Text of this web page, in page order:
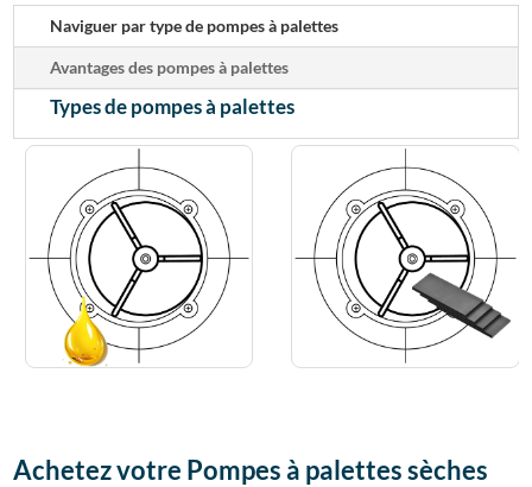
Naviguer par type de pompes à palettes
Avantages des pompes à palettes
Types de pompes à palettes
 
Achetez votre Pompes à palettes sèches